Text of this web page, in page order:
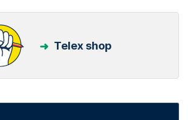
Telex shop